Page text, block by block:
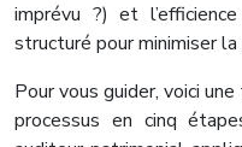
imprévu ?) et
structuré pour minimiser
Pour vous guider, voici
processus en cinq